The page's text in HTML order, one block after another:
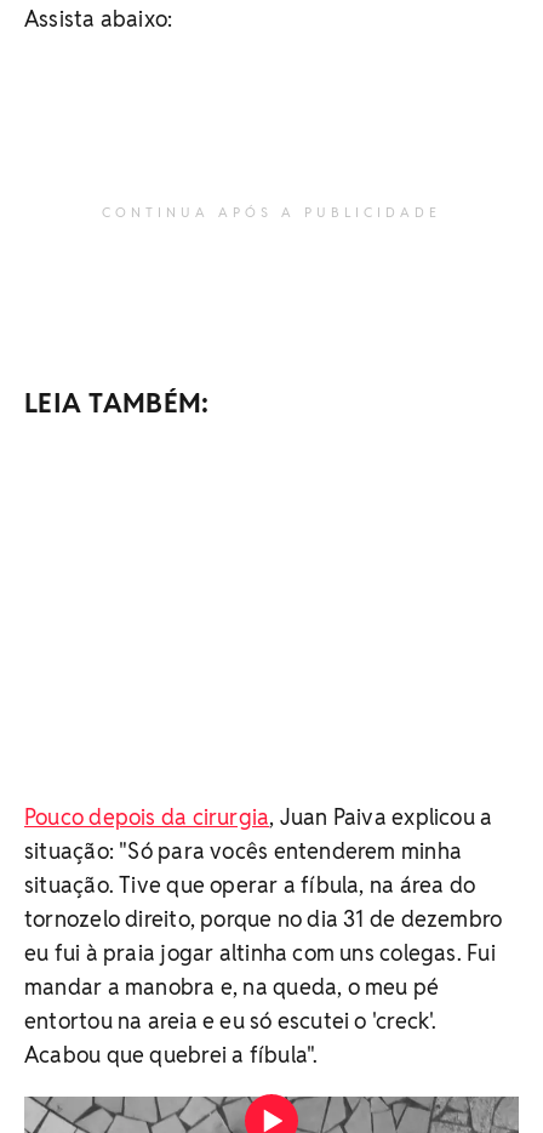
Assista abaixo:
CONTINUA APÓS A PUBLICIDADE
LEIA TAMBÉM:
Pouco depois da cirurgia, Juan Paiva explicou a
situação: "Só para vocês entenderem minha
situação. Tive que operar a fíbula, na área do
tornozelo direito, porque no dia 31 de dezembro
eu fui à praia jogar altinha com uns colegas. Fui
mandar a manobra e, na queda, o meu pé
entortou na areia e eu só escutei o 'creck'.
Acabou que quebrei a fíbula".
Galã da Globo, Juan Paiva atualizou o estado de saúde
para os seguidores após acidente Foto: Reprodução/